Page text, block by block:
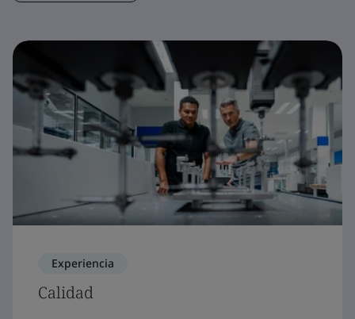
Experiencia
Calidad